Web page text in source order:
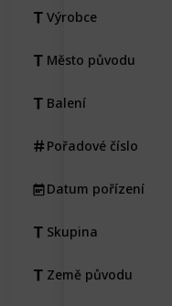
Výrobce
Město původu
Balení
Pořadové číslo
Datum pořízení
Skupina
Země původu